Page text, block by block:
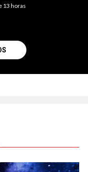
13 horas